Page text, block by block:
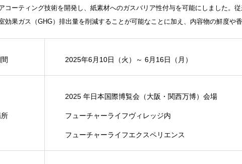
コーティング技術を開発し、紙素材へのガスバリア性付与を可能にしました。
効果ガス（GHG）排出量を削減することが可能なことに加え、内容物の鮮度や
2025年6月 10日（火）～ 6月 16日（月）
2025 年日本国際博覧会（大阪・関西万博）会場
フューチャーライフヴィレッジ内
フューチャーライフエクスペリエンス